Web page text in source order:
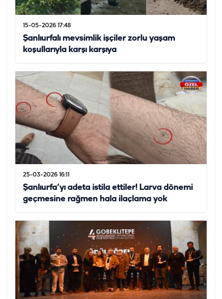
15-05-2026 17:48
Şanlıurfalı mevsimlik işçiler zorlu yaşam
koşullarıyla karşı karşıya
25-03-2026 16:11
Şanlıurfa’yı adeta istila ettiler! Larva dönemi
geçmesine rağmen hala ilaçlama yok